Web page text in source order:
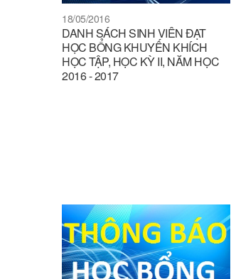
18/05/2016
DANH SÁCH SINH VIÊN ĐẠT
HỌC BỔNG KHUYẾN KHÍCH
HỌC TẬP, HỌC KỲ II, NĂM HỌC
2016 - 2017